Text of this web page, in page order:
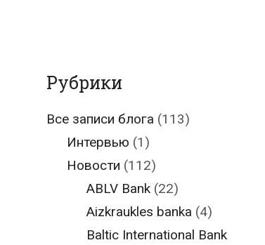
Рубрики
Все записи блога (113)
Интервью (1)
Новости (112)
ABLV Bank (22)
Aizkraukles banka (4)
Baltic International Bank